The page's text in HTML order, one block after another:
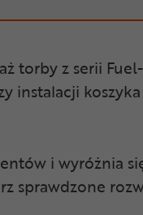
torby z serii
instalacji
i wyróżnia
sprawdzone